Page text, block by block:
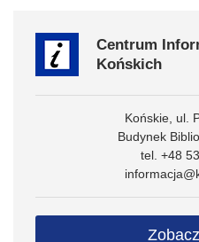
Centrum
Końskich
Końskie, ul.
Budynek
tel. +48